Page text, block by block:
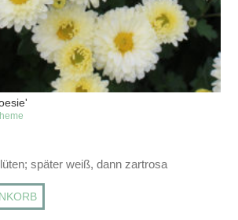
später weiß, dann zartrosa